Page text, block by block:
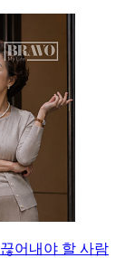
어내야 할 사람